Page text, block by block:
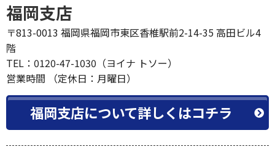
福岡支店
〒813-0013 福岡県福岡市東区香椎駅前2-14-35 高田ビル4
階
TEL：0120-47-1030（ヨイナ トソー）
営業時間 （定休日：月曜日）
福岡支店について詳しくはコチラ